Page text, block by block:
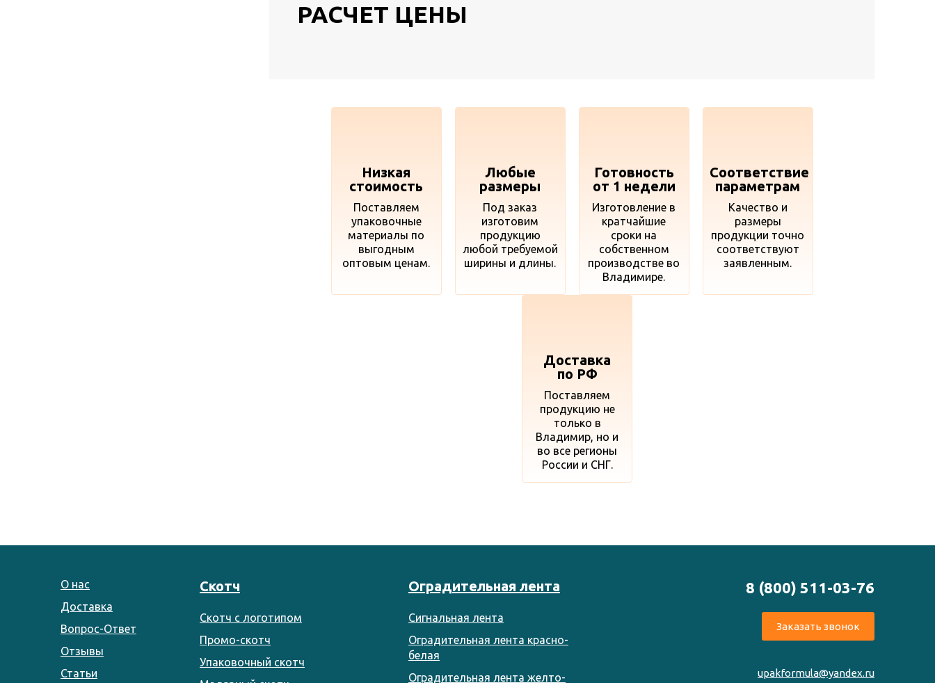
РАСЧЕТ ЦЕНЫ
Низкая
стоимость
Поставляем
упаковочные
материалы по
выгодным
оптовым ценам.
Любые
размеры
Под заказ
изготовим
продукцию
любой требуемой
ширины и длины.
Готовность
от 1 недели
Изготовление в
кратчайшие
сроки на
собственном
производстве во
Владимире.
Соответствие
параметрам
Качество и
размеры
продукции точно
соответствуют
заявленным.
Доставка
по РФ
Поставляем
продукцию не
только в
Владимир, но и
во все регионы
России и СНГ.
О нас
Доставка
Вопрос-Ответ
Отзывы
Статьи
Скотч
Скотч с логотипом
Промо-скотч
Упаковочный скотч
Оградительная лента
Сигнальная лента
Оградительная лента красно-
белая
Оградительная лента желто-
8 (800) 511-03-76
Заказать звонок
upakformula@yandex.ru